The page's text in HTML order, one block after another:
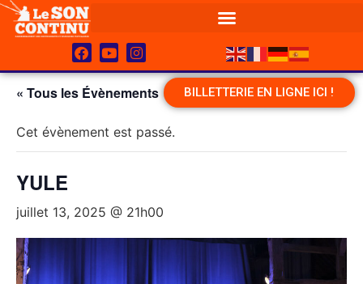
BILLETTERIE EN LIGNE ICI !
« Tous les Évènements
Cet évènement est passé.
YULE
juillet 13, 2025 @ 21h00